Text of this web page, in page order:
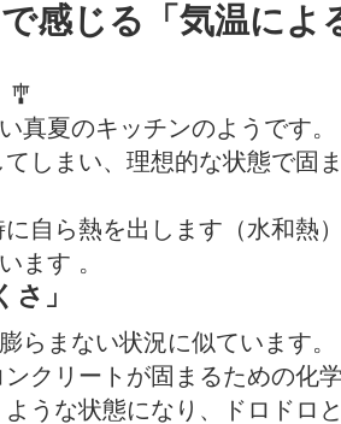
感じる「気温によ
🎐
真夏のキッチンのようです。
しまい、理想的な状態で固
自ら熱を出します（水和熱
ます 。
」
らまない状況に似ています。
クリートが固まるための化
うな状態になり、ドロドロ